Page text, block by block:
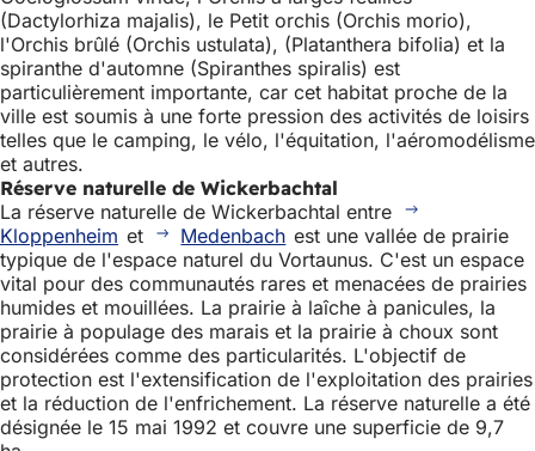
(Dactylorhiza majalis), le Petit orchis (Orchis morio),
l'Orchis brûlé (Orchis ustulata), (Platanthera bifolia) et la
spiranthe d'automne (Spiranthes spiralis) est
particulièrement importante, car cet habitat proche de la
ville est soumis à une forte pression des activités de loisirs
telles que le camping, le vélo, l'équitation, l'aéromodélisme
et autres.
Réserve naturelle de Wickerbachtal
La réserve naturelle de Wickerbachtal entre
Kloppenheim et Medenbach est une vallée de prairie
typique de l'espace naturel du Vortaunus. C'est un espace
vital pour des communautés rares et menacées de prairies
humides et mouillées. La prairie à laîche à panicules, la
prairie à populage des marais et la prairie à choux sont
considérées comme des particularités. L'objectif de
protection est l'extensification de l'exploitation des prairies
et la réduction de l'enfrichement. La réserve naturelle a été
désignée le 15 mai 1992 et couvre une superficie de 9,7